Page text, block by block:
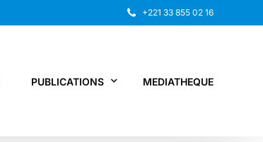
+221 33 855 02 16
PUBLICATIONS MEDIATHEQUE